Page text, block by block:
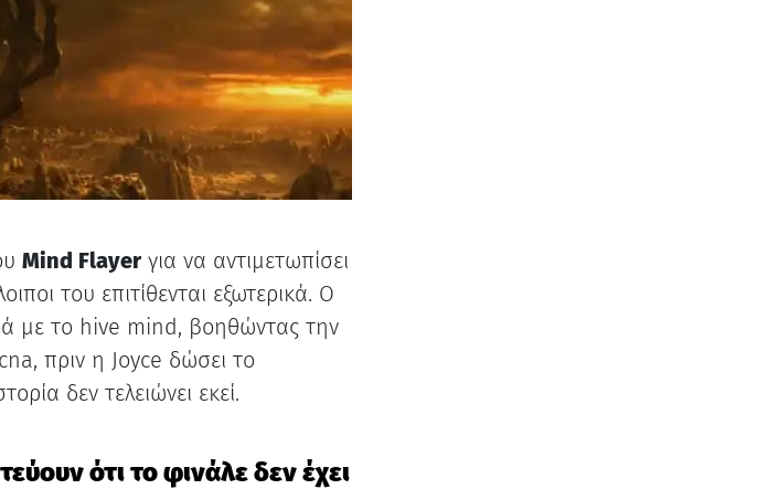
Mind Flayerγια να αντιμετωπίσει
του επιτίθενται εξωτερικά. Ο
με το hive mind, βοηθώντας την
πριν η Joyce δώσει το
δεν τελειώνει εκεί.
ότι το φινάλε δεν έχει